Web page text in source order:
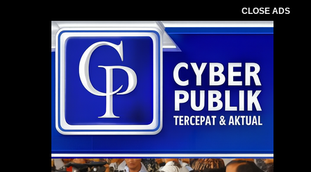
CLOSE ADS